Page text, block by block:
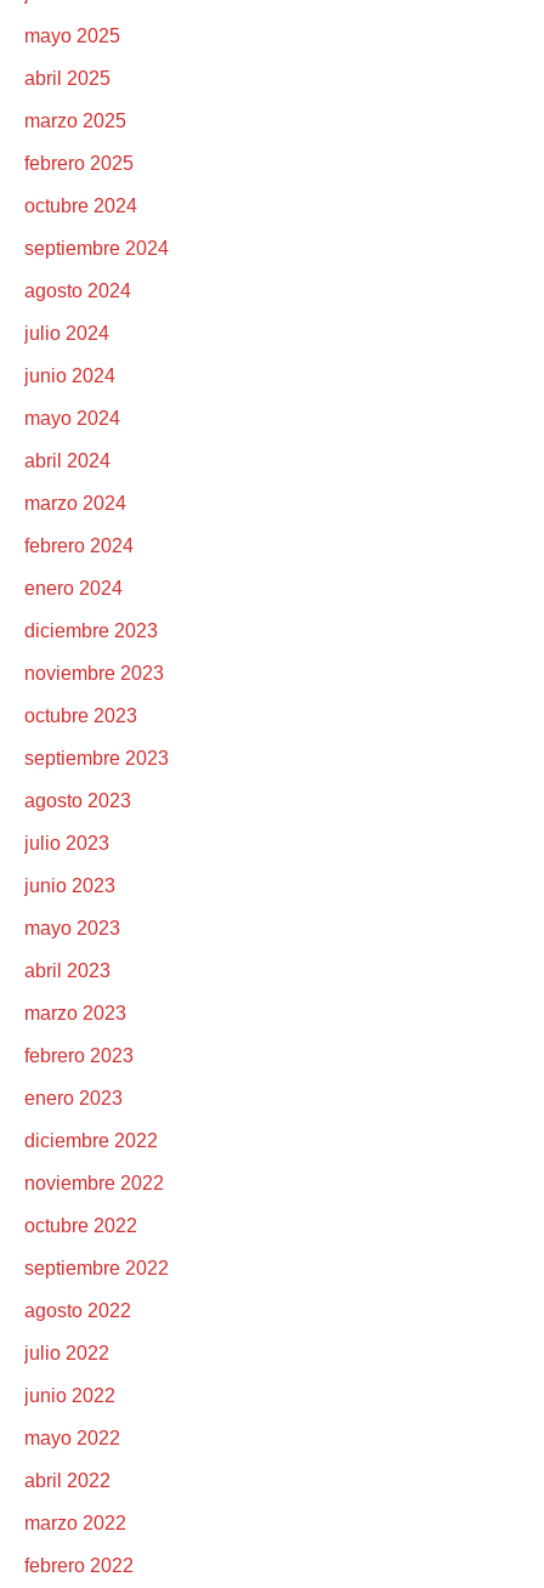
mayo 2025
abril 2025
marzo 2025
febrero 2025
octubre 2024
septiembre 2024
agosto 2024
julio 2024
junio 2024
mayo 2024
abril 2024
marzo 2024
febrero 2024
enero 2024
diciembre 2023
noviembre 2023
octubre 2023
septiembre 2023
agosto 2023
julio 2023
junio 2023
mayo 2023
abril 2023
marzo 2023
febrero 2023
enero 2023
diciembre 2022
noviembre 2022
octubre 2022
septiembre 2022
agosto 2022
julio 2022
junio 2022
mayo 2022
abril 2022
marzo 2022
febrero 2022